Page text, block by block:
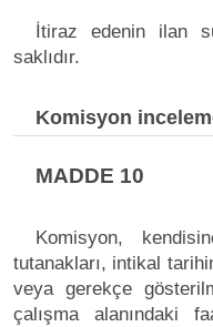
İtiraz edenin ilan
saklıdır.
Komisyon
MADDE 10
Komisyon,
tutanakları, intikal
veya gerekçe
çalışma alanındaki